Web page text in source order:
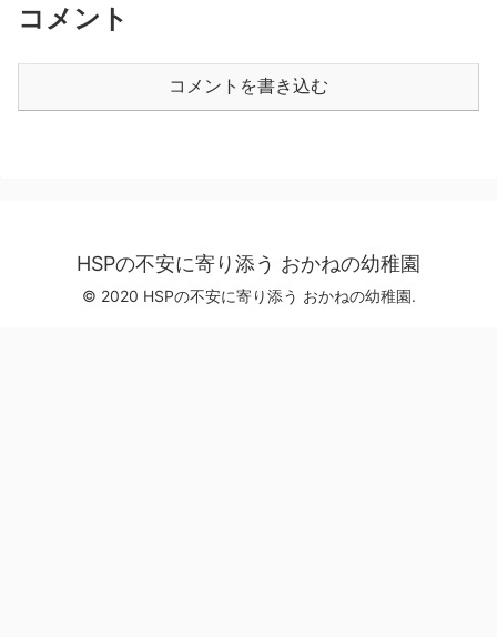
コメント
コメントを書き込む
HSPの不安に寄り添う おかねの幼稚園
© 2020 HSPの不安に寄り添う おかねの幼稚園.